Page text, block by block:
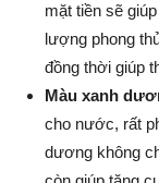
mặt tiền sẽ
lượng phong
đồng thời giúp
Màu xanh
cho nước, rất
dương không